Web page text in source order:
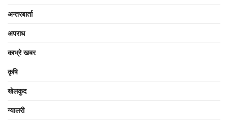
अन्तरबार्ता
अपराध
काभ्रे खबर
कृषि
खेलकुद
ग्यालरी